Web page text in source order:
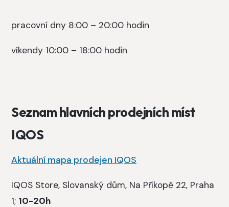
pracovní dny 8:00 – 20:00 hodin
víkendy 10:00 – 18:00 hodin
Seznam hlavních prodejních míst
IQOS
Aktuální mapa prodejen IQOS
IQOS Store, Slovanský dům, Na Příkopě 22, Praha
1; 10-20h